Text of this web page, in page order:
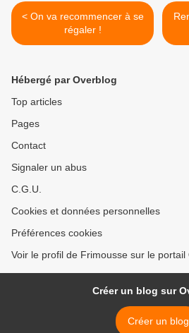
< On va recommencer à se
régaler !
Hébergé par Overblog
Top articles
Pages
Contact
Signaler un abus
C.G.U.
Cookies et données personnelles
Préférences cookies
Voir le profil de Frimousse sur le portail
Créer un blog sur
Créer un blog